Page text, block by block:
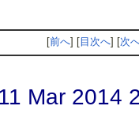
[前へ] [目次へ] [次
Mar 2014